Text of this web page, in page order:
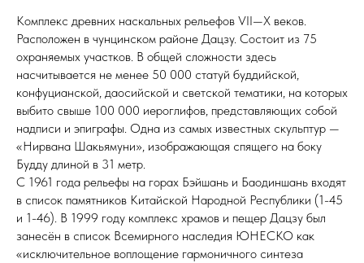
Комплекс древних наскальных рельефов VII—X веков.
Расположен в чунцинском районе Дацзу. Состоит из 75
охраняемых участков. В общей сложности здесь
насчитывается не менее 50 000 статуй буддийской,
конфуцианской, даосийской и светской тематики, на которых
выбито свыше 100 000 иероглифов, представляющих собой
надписи и эпиграфы. Одна из самых известных скульптур —
«Нирвана Шакьямуни», изображающая спящего на боку
Будду длиной в 31 метр.
С 1961 года рельефы на горах Бэйшань и Баодиншань входят
в список памятников Китайской Народной Республики (1-45
и 1-46). В 1999 году комплекс храмов и пещер Дацзу был
занесён в список Всемирного наследия ЮНЕСКО как
«исключительное воплощение гармоничного синтеза